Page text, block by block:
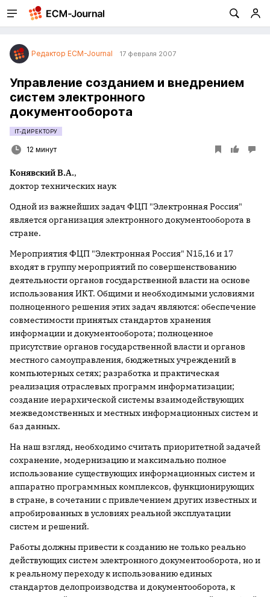
Редактор ECM-Journal 17 февраля 2007
Управление созданием и внедрением
систем электронного
документооборота
IT-ДИРЕКТОРУ
12 минут
Конявский В.А.,
доктор технических наук
Одной из важнейших задач ФЦП "Электронная Россия"
является организация электронного документооборота в
стране.
Мероприятия ФЦП "Электронная Россия" N15,16 и 17
входят в группу мероприятий по совершенствованию
деятельности органов государственной власти на основе
использования ИКТ. Общими и необходимыми условиями
полноценного решения этих задач являются: обеспечение
совместимости принятых стандартов хранения
информации и документооборота; полноценное
присутствие органов государственной власти и органов
местного самоуправления, бюджетных учреждений в
компьютерных сетях; разработка и практическая
реализация отраслевых программ информатизации;
создание иерархической системы взаимодействующих
межведомственных и местных информационных систем и
баз данных.
На наш взгляд, необходимо считать приоритетной задачей
сохранение, модернизацию и максимально полное
использование существующих информационных систем и
аппаратно программных комплексов, функционирующих
в стране, в сочетании с привлечением других известных и
апробированных в условиях реальной эксплуатации
систем и решений.
Работы должны привести к созданию не только реально
действующих систем электронного документооборота, но и
к реальному переходу к использованию единых
стандартов делопроизводства и документооборота, к